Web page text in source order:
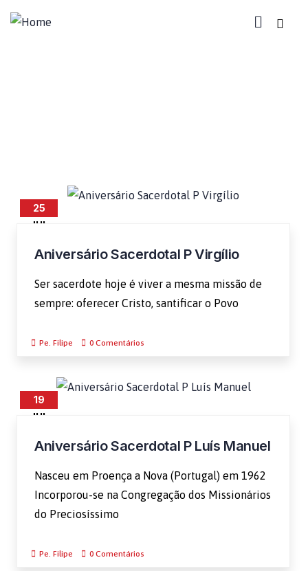
25
JUL
Aniversário Sacerdotal P Virgílio
Ser sacerdote hoje é viver a mesma missão de
sempre: oferecer Cristo, santificar o Povo
Pe. Filipe 0 Comentários
19
JUL
Aniversário Sacerdotal P Luís Manuel
Nasceu em Proença a Nova (Portugal) em 1962
Incorporou-se na Congregação dos Missionários
do Preciosíssimo
Pe. Filipe 0 Comentários